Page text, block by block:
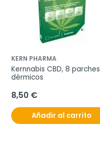
KERN PHARMA
Kernnabis CBD, 8 parches
dérmicos
8,50 €
Añadir al carrito